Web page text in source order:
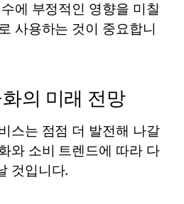
에 부정적인 영향을 미칠
사용하는 것이 중요합니
의 미래 전망
스는 점점 더 발전해 나갈
와 소비 트렌드에 따라 다
것입니다.